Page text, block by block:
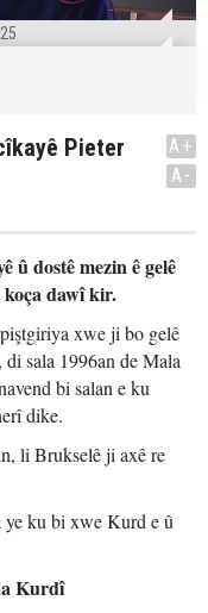
Pieter
A+
A-
û dostê mezin ê gelê
dawî kir.
xwe ji bo gelê
sala 1996an de Mala
bi salan e ku
dike.
li Brukselê ji axê re
ye ku bi xwe Kurd e û
Kurdî